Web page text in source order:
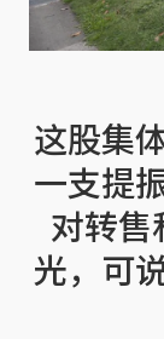
这股集
一支提
对转售
光，可